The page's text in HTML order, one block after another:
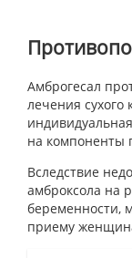
Амброгесал
лечения
на компоненты
Вследствие
амброксола на
беременности,
приему